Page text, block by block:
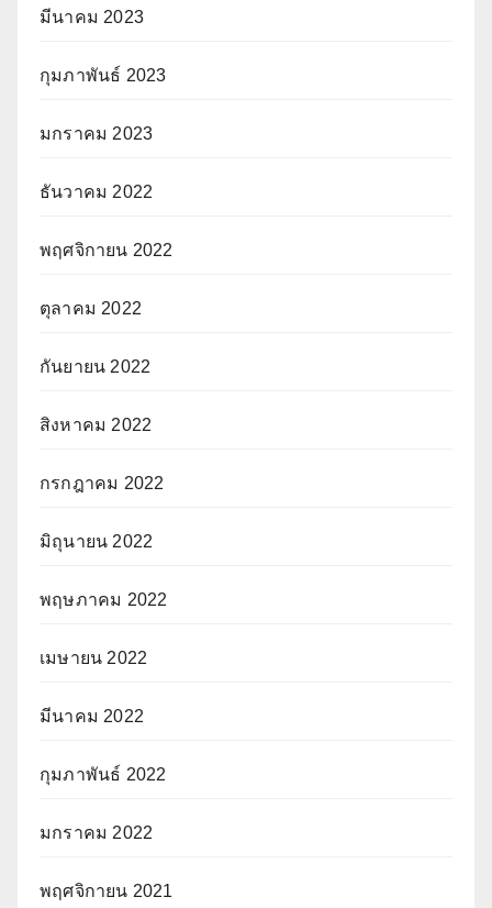
มีนาคม 2023
กุมภาพันธ์ 2023
มกราคม 2023
ธันวาคม 2022
พฤศจิกายน 2022
ตุลาคม 2022
กันยายน 2022
สิงหาคม 2022
กรกฎาคม 2022
มิถุนายน 2022
พฤษภาคม 2022
เมษายน 2022
มีนาคม 2022
กุมภาพันธ์ 2022
มกราคม 2022
พฤศจิกายน 2021